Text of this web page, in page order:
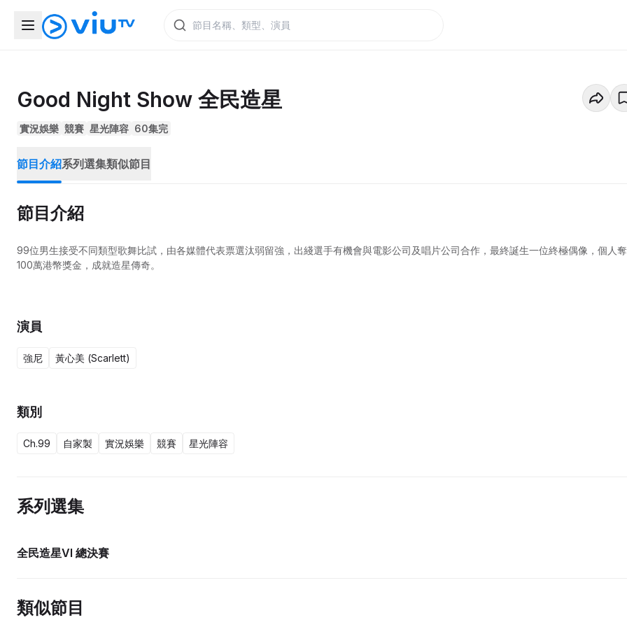
Good Night Show 全民造星
實況娛樂 競賽 星光陣容 60集完
節目介紹系列選集類似節目
節目介紹
99位男生接受不同類型歌舞比試，由各媒體代表票選汰弱留強，出綫選手有機會與電影公司及唱片公司合作，最終誕生一位終極偶像，個人
100萬港幣獎金，成就造星傳奇。
演員
強尼 黃心美 (Scarlett)
類別
Ch.99 自家製 實況娛樂 競賽 星光陣容
系列選集
全民造星VI 總決賽
類似節目